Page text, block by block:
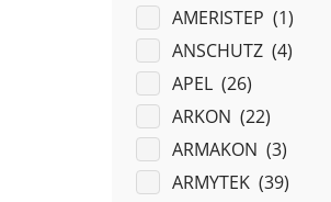
AMERISTEP (1)
ANSCHUTZ (4)
APEL (26)
ARKON (22)
ARMAKON (3)
ARMYTEK (39)